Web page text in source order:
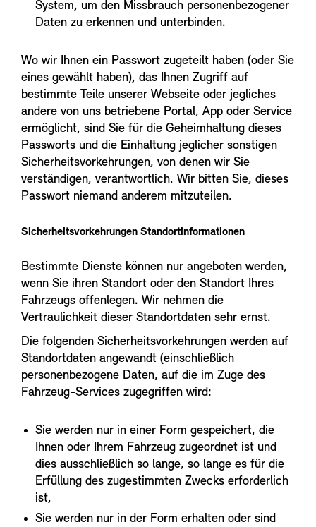
System, um den Missbrauch personenbezogener
Daten zu erkennen und unterbinden.
Wo wir Ihnen ein Passwort zugeteilt haben (oder Sie
eines gewählt haben), das Ihnen Zugriff auf
bestimmte Teile unserer Webseite oder jegliches
andere von uns betriebene Portal, App oder Service
ermöglicht, sind Sie für die Geheimhaltung dieses
Passworts und die Einhaltung jeglicher sonstigen
Sicherheitsvorkehrungen, von denen wir Sie
verständigen, verantwortlich. Wir bitten Sie, dieses
Passwort niemand anderem mitzuteilen.
Sicherheitsvorkehrungen Standortinformationen
Bestimmte Dienste können nur angeboten werden,
wenn Sie ihren Standort oder den Standort Ihres
Fahrzeugs offenlegen. Wir nehmen die
Vertraulichkeit dieser Standortdaten sehr ernst.
Die folgenden Sicherheitsvorkehrungen werden auf
Standortdaten angewandt (einschließlich
personenbezogene Daten, auf die im Zuge des
Fahrzeug-Services zugegriffen wird:
Sie werden nur in einer Form gespeichert, die
Ihnen oder Ihrem Fahrzeug zugeordnet ist und
dies ausschließlich so lange, so lange es für die
Erfüllung des zugestimmten Zwecks erforderlich
ist,
Sie werden nur in der Form erhalten oder sind